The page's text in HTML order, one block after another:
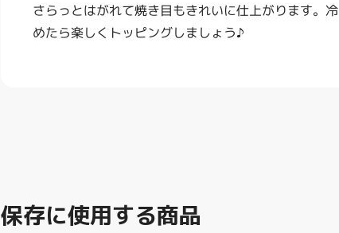
さらっとはがれて焼き目もきれいに仕上がります。冷
めたら楽しくトッピングしましょう♪
保存に使用する商品